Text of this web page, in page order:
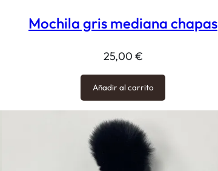
Mochila gris mediana chapas
25,00 €
Añadir al carrito